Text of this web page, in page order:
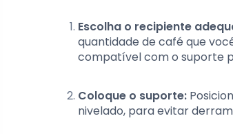
Escolha o recipiente
quantidade de café que
compatível com o suporte
Coloque o suporte:
nivelado, para evitar